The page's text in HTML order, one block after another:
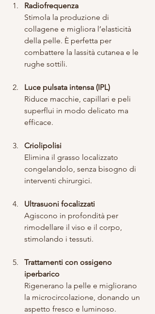
Radiofrequenza
Stimola la produzione di
collagene e migliora l’elasticità
della pelle. È perfetta per
combattere la lassità cutanea e le
rughe sottili.
Luce pulsata intensa (IPL)
Riduce macchie, capillari e peli
superflui in modo delicato ma
efficace.
Criolipolisi
Elimina il grasso localizzato
congelandolo, senza bisogno di
interventi chirurgici.
Ultrasuoni focalizzati
Agiscono in profondità per
rimodellare il viso e il corpo,
stimolando i tessuti.
Trattamenti con ossigeno
iperbarico
Rigenerano la pelle e migliorano
la microcircolazione, donando un
aspetto fresco e luminoso.